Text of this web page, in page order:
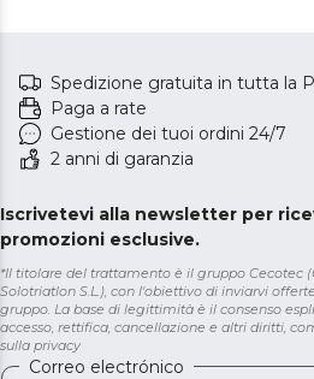
Spedizione gratuita in tutta la
Paga a rate
Gestione dei tuoi ordini 24/7
2 anni di garanzia
Iscrivetevi alla newsletter per
promozioni esclusive.
*Il titolare del trattamento è il gruppo Cecotec
Solotriatlon S.L.), con l'obiettivo di inviarvi
gruppo. La base di legittimità è il consenso
accesso, rettifica, cancellazione e altri diritti,
sulla privacy
Correo electrónico